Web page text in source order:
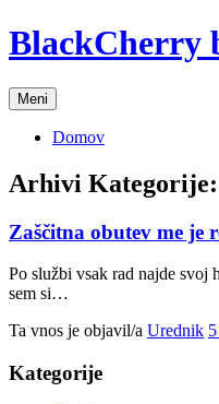
Preskoči
na
BlackCherry
Meni
Domov
Arhivi Kategorije:
Zaščitna obutev me je
Po službi vsak rad najde svoj
sem si…
Ta vnos je objavil/a Urednik
Kategorije